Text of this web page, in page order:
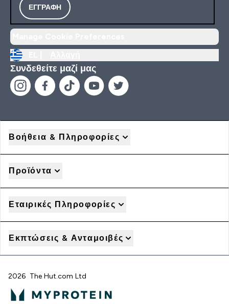
ΕΓΓΡΑΦΉ
Συνδεθείτε μαζί μας
Βοήθεια & Πληροφορίες
Προϊόντα
Εταιρικές Πληροφορίες
Εκπτώσεις & Ανταμοιβές
2026 The Hut.com Ltd